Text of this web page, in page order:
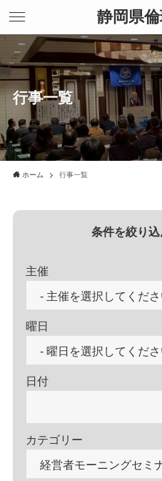
静岡県
行事一覧
ホーム 行事一覧
条件を絞り
主催
曜日
日付
カテゴリー